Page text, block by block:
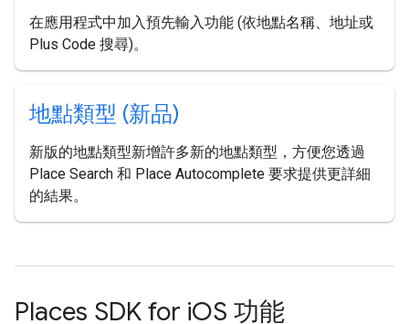
在應用程式中加入預先輸入功能 (依地點名稱、地址或
Plus Code 搜尋)。
地點類型 (新品)
新版的地點類型新增許多新的地點類型，方便您透過
Place Search 和 Place Autocomplete 要求提供更詳細
的結果。
Places SDK for iOS 功能